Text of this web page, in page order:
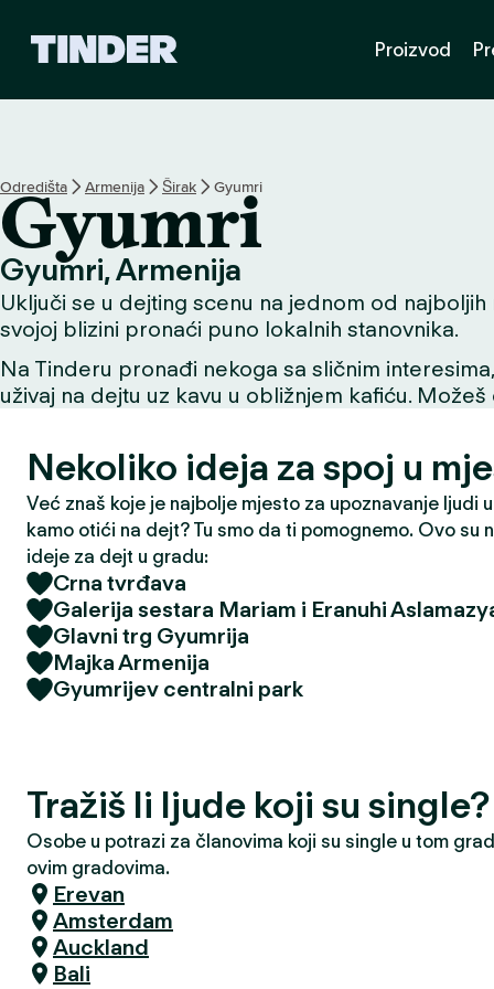
n
a
o
v
n
c
a
Proizvod
Odredišta Armenija Širak Gyumri
Gyumri
Gyumri, Armenija
Uključi se u dejting scenu na jednom od
svojoj blizini pronaći puno lokalnih stanovnika.
Na Tinderu pronađi nekoga sa sličnim
uživaj na dejtu uz kavu u obližnjem kafiću.
Nekoliko ideja za spoj u
Već znaš koje je najbolje mjesto za upoznavanje ljudi
kamo otići na dejt? Tu smo da ti pomognemo. Ovo su
ideje za dejt u gradu:
Crna tvrđava
Galerija sestara Mariam i Eranuhi
Glavni trg Gyumrija
Majka Armenija
Gyumrijev centralni park
Tražiš li ljude koji su
Osobe u potrazi za članovima koji su single u tom
ovim gradovima.
Erevan
Amsterdam
Auckland
Bali